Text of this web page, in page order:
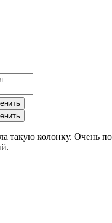
такую колонку. Очень